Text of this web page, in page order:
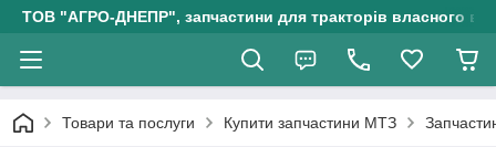
ТОВ "АГРО-ДНЕПР", запчастини для тракторів власного
Товари та послуги Купити запчастини МТЗ